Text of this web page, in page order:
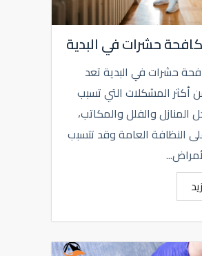
حشرات في البدية
حشرات في البدية تعد
أكثر المشكلات التي تسبب
المنازل والفلل والمكاتب،
النظافة العامة وقد تتسبب